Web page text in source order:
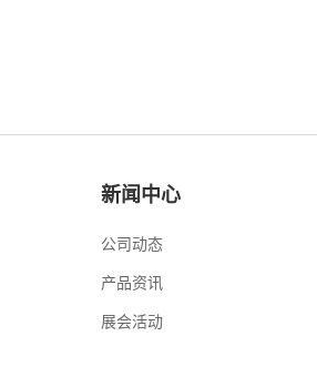
新闻中心
公司动态
产品资讯
展会活动